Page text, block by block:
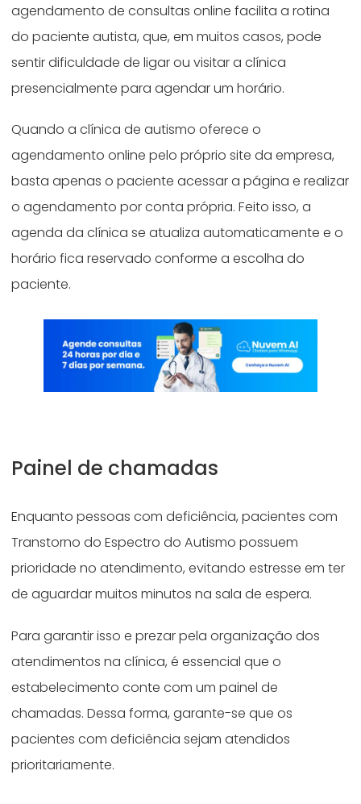
agendamento de consultas online facilita a rotina
do paciente autista, que, em muitos casos, pode
sentir dificuldade de ligar ou visitar a clínica
presencialmente para agendar um horário.
Quando a clínica de autismo oferece o
agendamento online pelo próprio site da empresa,
basta apenas o paciente acessar a página e realizar
o agendamento por conta própria. Feito isso, a
agenda da clínica se atualiza automaticamente e o
horário fica reservado conforme a escolha do
paciente.
Painel de chamadas
Enquanto pessoas com deficiência, pacientes com
Transtorno do Espectro do Autismo possuem
prioridade no atendimento, evitando estresse em ter
de aguardar muitos minutos na sala de espera.
Para garantir isso e prezar pela organização dos
atendimentos na clínica, é essencial que o
estabelecimento conte com um painel de
chamadas. Dessa forma, garante-se que os
pacientes com deficiência sejam atendidos
prioritariamente.